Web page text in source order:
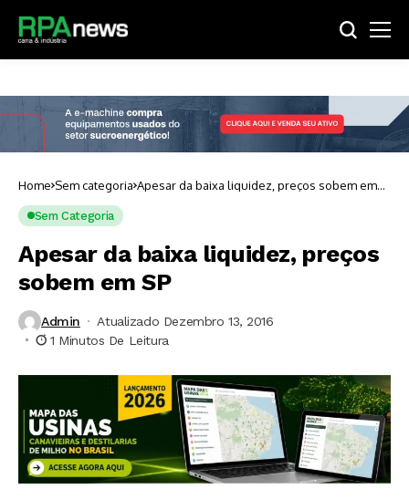
Home Sem categoria Apesar da baixa liquidez, preços sobem em
SP
Sem Categoria
Apesar da baixa liquidez, preços
sobem em SP
Admin
Atualizado Dezembro 13, 2016
1 Minutos De Leitura